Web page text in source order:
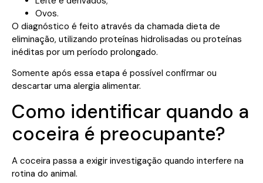
Ovos.
O diagnóstico é feito através da chamada dieta de
eliminação, utilizando proteínas hidrolisadas ou proteínas
inéditas por um período prolongado.
Somente após essa etapa é possível confirmar ou
descartar uma alergia alimentar.
Como identificar quando a
coceira é preocupante?
A coceira passa a exigir investigação quando interfere na
rotina do animal.